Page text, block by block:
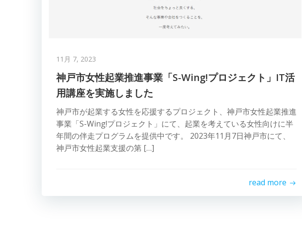
11月 7, 2023
神戸市女性起業推進事業「S-Wing!プロジェクト」IT活
用講座を実施しました
神戸市が起業する女性を応援するプロジェクト、神戸市女性起業推進
事業「S-Wing!プロジェクト」にて、起業を考えている女性向けに半
年間の伴走プログラムを提供中です。 2023年11月7日神戸市にて、
神戸市女性起業支援の第 […]
read more